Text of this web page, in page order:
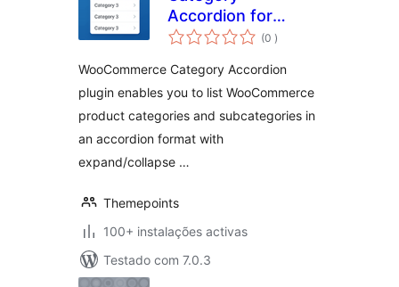
Accordion for
WooCommerce
(0 classificações
)
WooCommerce Category Accordion
plugin enables you to list WooCommerce
product categories and subcategories in
an accordion format with
expand/collapse …
Themepoints
100+ instalações activas
Testado com 7.0.3